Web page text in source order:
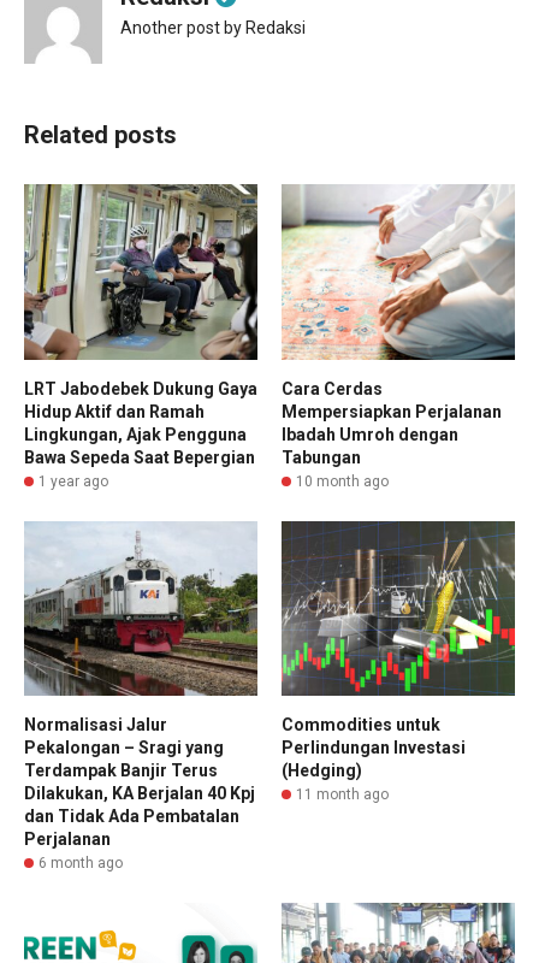
Another post by Redaksi
Related posts
LRT Jabodebek Dukung Gaya
Hidup Aktif dan Ramah
Lingkungan, Ajak Pengguna
Bawa Sepeda Saat Bepergian
1 year ago
Cara Cerdas
Mempersiapkan Perjalanan
Ibadah Umroh dengan
Tabungan
10 month ago
Normalisasi Jalur
Pekalongan – Sragi yang
Terdampak Banjir Terus
Dilakukan, KA Berjalan 40 Kpj
dan Tidak Ada Pembatalan
Perjalanan
6 month ago
Commodities untuk
Perlindungan Investasi
(Hedging)
11 month ago